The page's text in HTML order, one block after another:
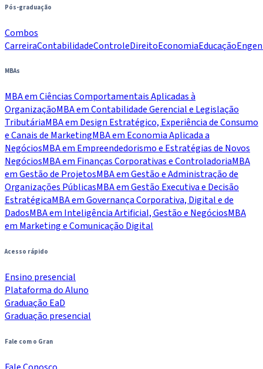
Pós-graduação
Combos
CarreiraContabilidadeControleDireitoEconomiaEducação
MBAs
MBA em Ciências Comportamentais Aplicadas à
OrganizaçãoMBA em Contabilidade Gerencial e Legislação
TributáriaMBA em Design Estratégico, Experiência de Consumo
e Canais de MarketingMBA em Economia Aplicada a
NegóciosMBA em Empreendedorismo e Estratégias de Novos
NegóciosMBA em Finanças Corporativas e ControladoriaMBA
em Gestão de ProjetosMBA em Gestão e Administração de
Organizações PúblicasMBA em Gestão Executiva e Decisão
EstratégicaMBA em Governança Corporativa, Digital e de
DadosMBA em Inteligência Artificial, Gestão e NegóciosMBA
em Marketing e Comunicação Digital
Acesso rápido
Ensino presencial
Plataforma do Aluno
Graduação EaD
Graduação presencial
Fale com o Gran